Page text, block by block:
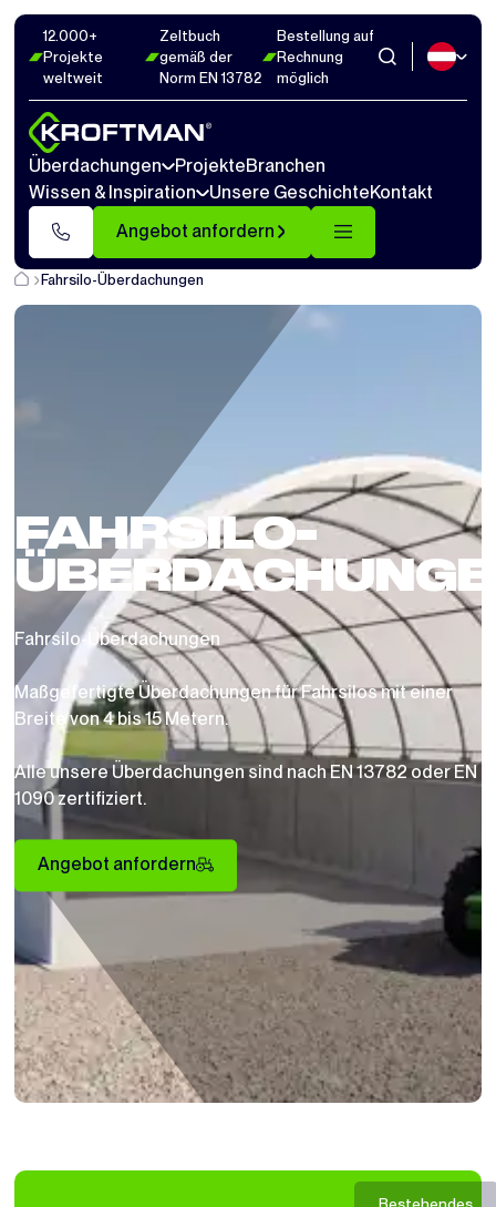
12.000+
Projekte
weltweit
Zeltbuch
gemäß der
Norm EN 13782
Bestellung auf
Rechnung
möglich
Überdachungen ProjekteBranchen
Wissen & Inspiration
Unsere GeschichteKontakt
Angebot anfordern
Fahrsilo-Überdachungen
FAHRSILO-
Fahrsilo-Überdachungen
Maßgefertigte Überdachungen für Fahrsilos mit einer
Breite von 4 bis 15 Metern.
Alle unsere Überdachungen sind nach EN 13782 oder EN
1090 zertifiziert.
Angebot anfordern